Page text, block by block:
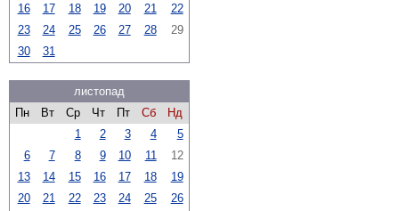
16
17 18 19 20 21
22
23
24 25 26 27 28
29
30
31
листопад
Пн
Вт Ср Чт Пт Сб
Нд
1
2 3 4
5
6
7 8 9 10 11
12
13
14 15 16 17 18
19
20
21 22 23 24 25
26